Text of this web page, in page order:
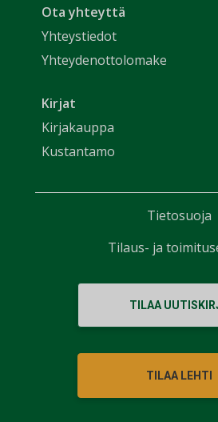
Ota yhteyttä
Yhteystiedot
Yhteydenottolomake
Kirjat
Kirjakauppa
Kustantamo
TILAA
TILAA LEHTI
Tietosuoja
Tilaus- ja